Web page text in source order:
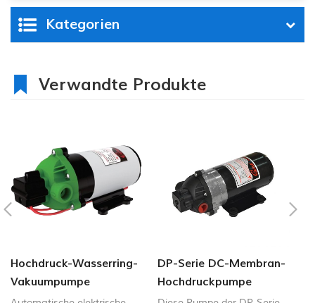
Kategorien
Verwandte Produkte
Hochdruck-Wasserring-
Vakuumpumpe
DP-Serie DC-Membran-
Hochdruckpumpe
12V/24V 4.6.5-5.5LPM